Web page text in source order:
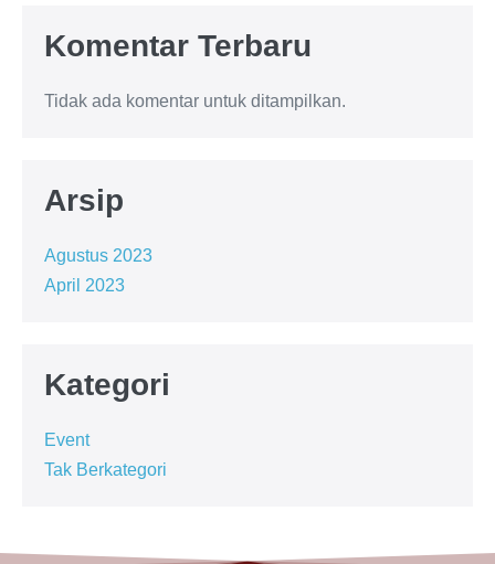
Komentar Terbaru
Tidak ada komentar untuk ditampilkan.
Arsip
Agustus 2023
April 2023
Kategori
Event
Tak Berkategori